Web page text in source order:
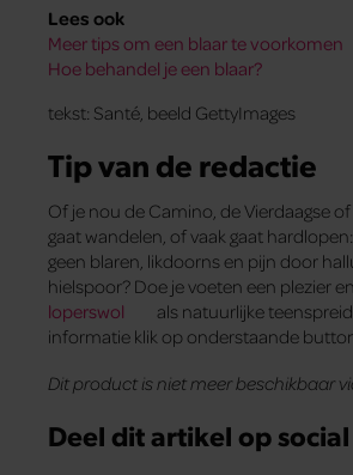
Lees ook
Meer tips om een blaar te voorkomen
Hoe behandel je een blaar?
tekst: Santé, beeld GettyImages
Tip van de redactie
Of je nou de Camino, de Vierdaagse
gaat wandelen, of vaak gaat
geen blaren, likdoorns en pijn door
hielspoor? Doe je voeten een plezier
loperswol
als natuurlijke
informatie klik op onderstaande
Dit product is niet meer beschikbaar
Deel dit artikel op